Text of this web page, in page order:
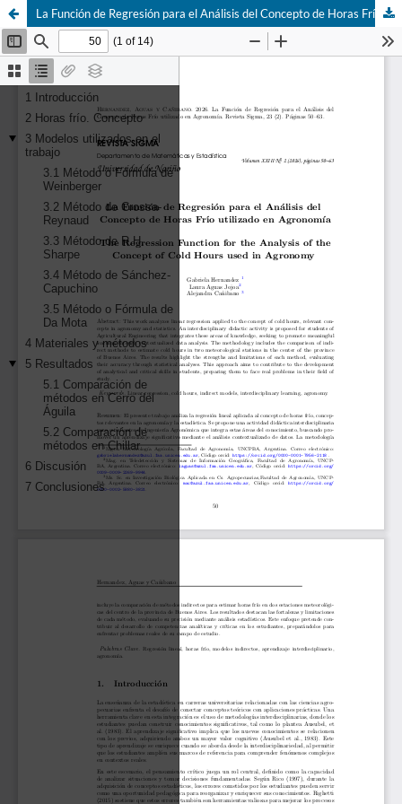
La Función de Regresión para el Análisis del Concepto de Horas Frío utilizado en Agronomía.